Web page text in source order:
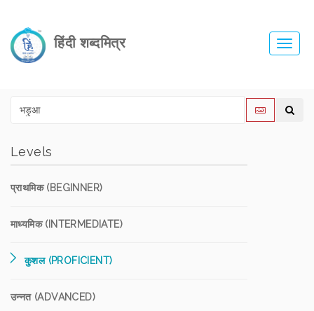
हिंदी शब्दमित्र
Levels
प्राथमिक (BEGINNER)
माध्यमिक (INTERMEDIATE)
कुशल (PROFICIENT)
उन्नत (ADVANCED)